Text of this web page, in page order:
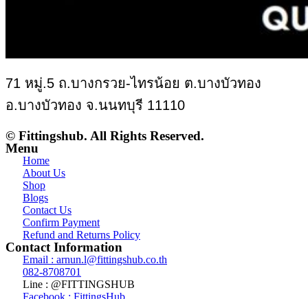
71 หมู่.5 ถ.บางกรวย-ไทรน้อย ต.บางบัวทอง
อ.บางบัวทอง จ.นนทบุรี 11110
© Fittingshub. All Rights Reserved.
Menu
Home
About Us
Shop
Blogs
Contact Us
Confirm Payment
Refund and Returns Policy
Contact Information
Email : arnun.l@fittingshub.co.th
082-8708701
Line : @FITTINGSHUB
Facebook : FittingsHub